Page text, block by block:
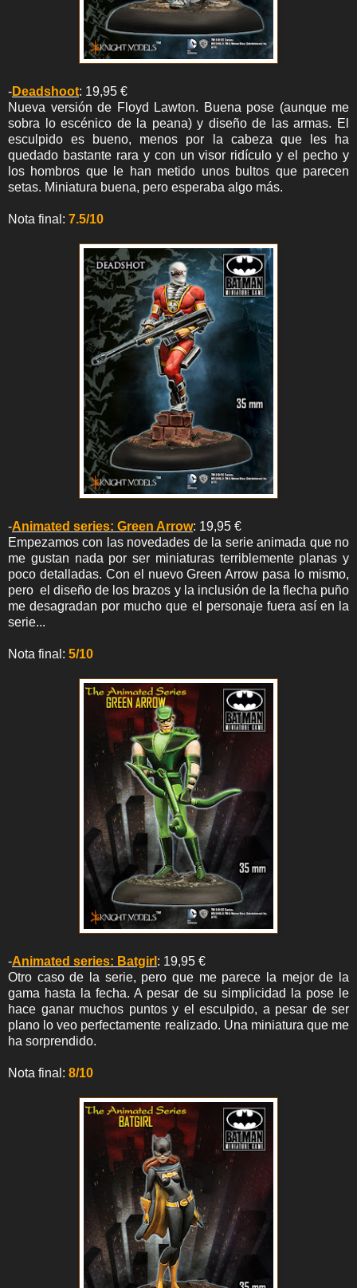
-Deadshoot: 19,95 €
Nueva versión de Floyd Lawton. Buena pose (aunque me
sobra lo escénico de la peana) y diseño de las armas. El
esculpido es bueno, menos por la cabeza que les ha
quedado bastante rara y con un visor ridículo y el pecho y
los hombros que le han metido unos bultos que parecen
setas. Miniatura buena, pero esperaba algo más.
Nota final: 7.5/10
-Animated series: Green Arrow: 19,95 €
Empezamos con las novedades de la serie animada que no
me gustan nada por ser miniaturas terriblemente planas y
poco detalladas. Con el nuevo Green Arrow pasa lo mismo,
pero el diseño de los brazos y la inclusión de la flecha puño
me desagradan por mucho que el personaje fuera así en la
serie...
Nota final: 5/10
-Animated series: Batgirl : 19,95 €
Otro caso de la serie, pero que me parece la mejor de la
gama hasta la fecha. A pesar de su simplicidad la pose le
hace ganar muchos puntos y el esculpido, a pesar de ser
plano lo veo perfectamente realizado. Una miniatura que me
ha sorprendido.
Nota final: 8/10